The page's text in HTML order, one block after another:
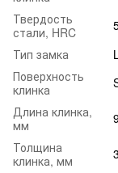
Твердость
стали, HRC
Тип замка
Поверхность
клинка
Длина клинка,
мм
Толщина
клинка, мм